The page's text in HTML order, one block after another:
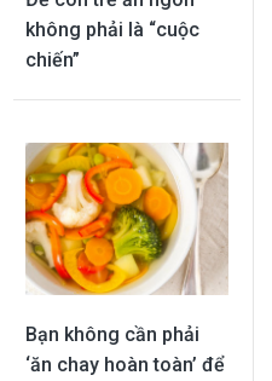
không phải là “cuộc
chiến”
Bạn không cần phải
‘ăn chay hoàn toàn’ để